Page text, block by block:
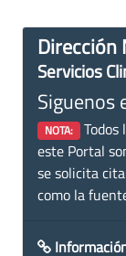
Dirección
Servicios
Siguenos
NOTA: Todos
este Portal
se solicita
como la